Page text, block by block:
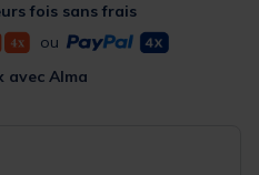
fois sans frais
ou
avec Alma